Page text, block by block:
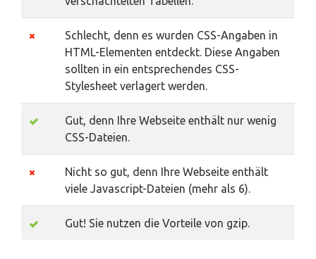
Schlecht, denn es wurden CSS-Angaben in
HTML-Elementen entdeckt. Diese Angaben
sollten in ein entsprechendes CSS-
Stylesheet verlagert werden.
Gut, denn Ihre Webseite enthält nur wenig
CSS-Dateien.
Nicht so gut, denn Ihre Webseite enthält
viele Javascript-Dateien (mehr als 6).
Gut! Sie nutzen die Vorteile von gzip.